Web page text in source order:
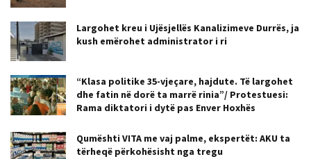
Largohet kreu i Ujësjellës Kanalizimeve Durrës, ja
kush emërohet administrator i ri
“Klasa politike 35-vjeçare, hajdute. Të largohet
dhe fatin në dorë ta marrë rinia”/ Protestuesi:
Rama diktatori i dytë pas Enver Hoxhës
Qumështi VITA me vaj palme, ekspertët: AKU ta
tërheqë përkohësisht nga tregu